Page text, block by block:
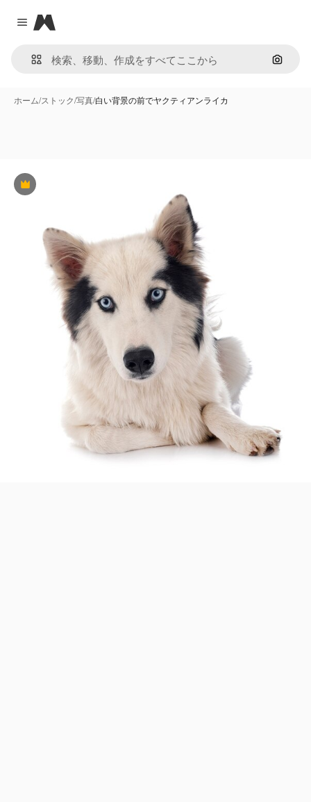
Close menu
Magnific
画像で
ホーム/ストック/写真/白い背景の前でヤクティアンライカ
Premium